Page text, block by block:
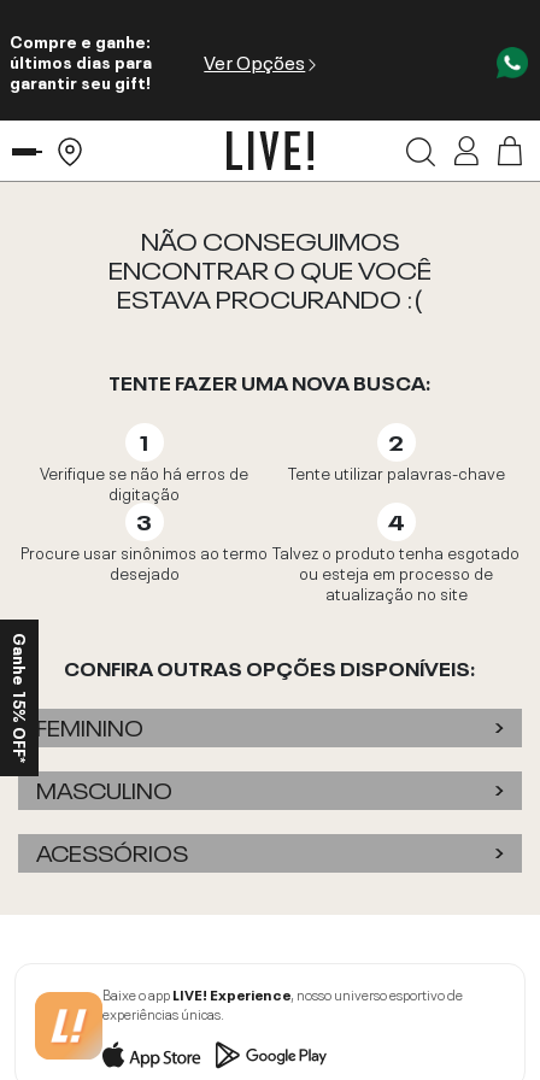
Compre e ganhe:
últimos dias para
garantir seu gift!
Ver Opções
NÃO CONSEGUIMOS
ENCONTRAR O QUE VOCÊ
ESTAVA PROCURANDO :(
TENTE FAZER UMA NOVA BUSCA:
Verifique se não há erros de
digitação
Tente utilizar palavras-chave
Procure usar sinônimos ao termo
desejado
Talvez o produto tenha esgotado
ou esteja em processo de
atualização no site
CONFIRA OUTRAS OPÇÕES DISPONÍVEIS:
FEMININO
MASCULINO
ACESSÓRIOS
Baixe o appLIVE! Experience, nosso universo esportivo de
experiências únicas.
Ganhe 15% OFF*